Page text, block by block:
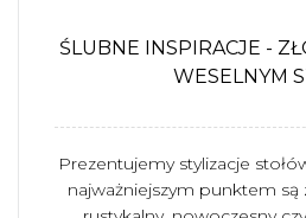
ŚLUBNE INSPIRACJE -
WESELNYM
Prezentujemy stylizacje
najważniejszym punktem są